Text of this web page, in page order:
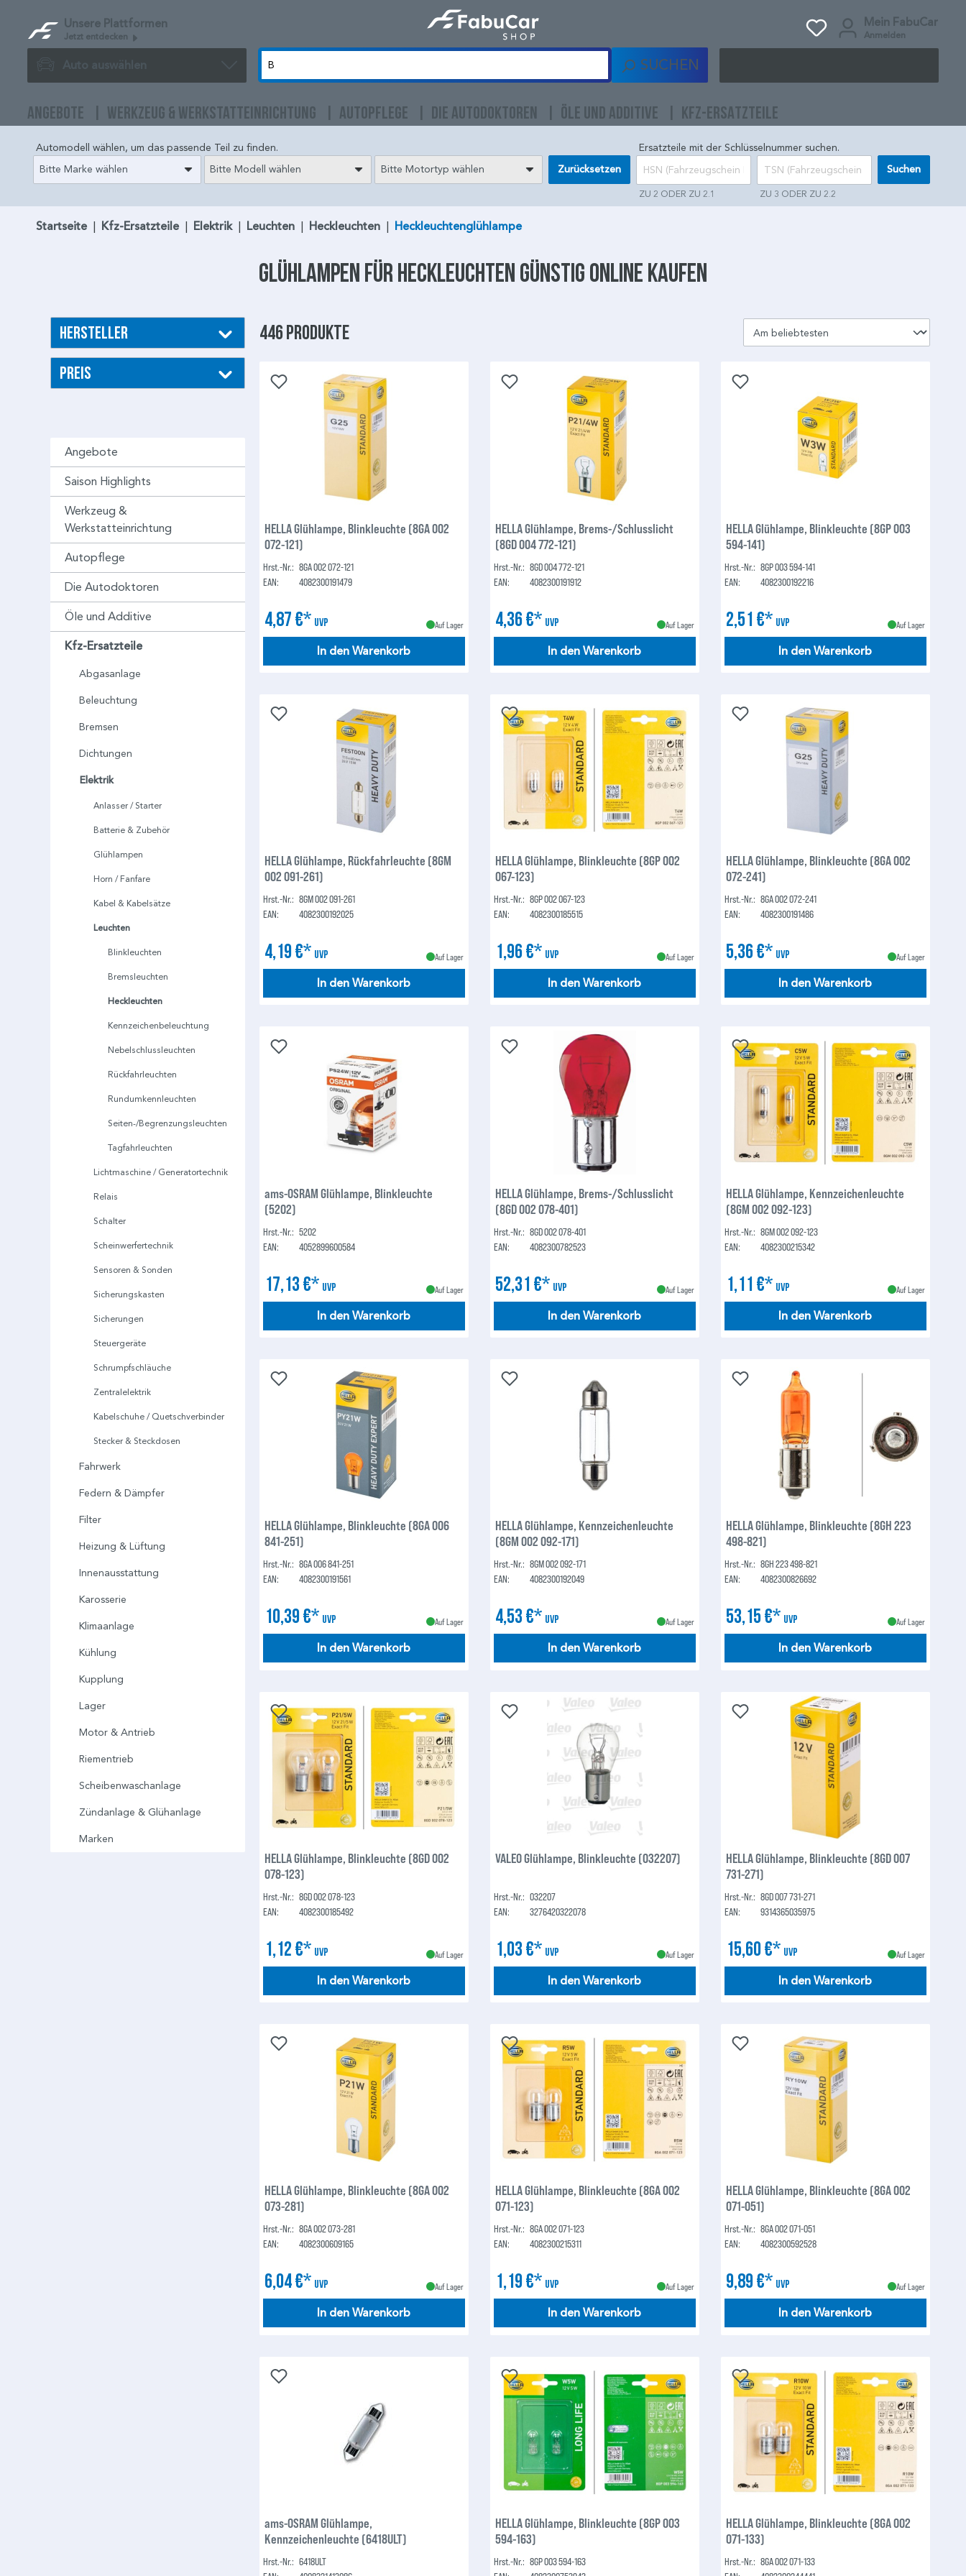
Unsere Plattformen
Jetzt entdecken
Mein FabuCar
Anmelden
Auto auswählen SUCHEN
ANGEBOTE WERKZEUG & WERKSTATTEINRICHTUNG AUTOPFLEGE DIE AUTODOKTOREN ÖLE UND ADDITIVE KFZ-ERSATZTEILE
Automodell wählen, um das passende Teil zu finden.
Bitte Marke wählen
Bitte Modell wählen Bitte Motortyp wählen Zurücksetzen
Ersatzteile mit der Schlüsselnummer suchen.
ZU 2 ODER ZU 2.1 ZU 3 ODER ZU 2.2
Suchen
Startseite Kfz-Ersatzteile Elektrik Leuchten Heckleuchten Heckleuchtenglühlampe
Glühlampen für Heckleuchten günstig online kaufen
Hersteller
Preis
Angebote
Saison Highlights
Werkzeug &
Werkstatteinrichtung
Autopflege
Die Autodoktoren
Öle und Additive
Kfz-Ersatzteile
Abgasanlage
Beleuchtung
Bremsen
Dichtungen
Elektrik
Anlasser / Starter
Batterie & Zubehör
Glühlampen
Horn / Fanfare
Kabel & Kabelsätze
Leuchten
Blinkleuchten
Bremsleuchten
Heckleuchten
Kennzeichenbeleuchtung
Nebelschlussleuchten
Rückfahrleuchten
Rundumkennleuchten
Seiten-/Begrenzungsleuchten
Tagfahrleuchten
Lichtmaschine / Generatortechnik
Relais
Schalter
Scheinwerfertechnik
Sensoren & Sonden
Sicherungskasten
Sicherungen
Steuergeräte
Schrumpfschläuche
Zentralelektrik
Kabelschuhe / Quetschverbinder
Stecker & Steckdosen
Fahrwerk
Federn & Dämpfer
Filter
Heizung & Lüftung
Innenausstattung
Karosserie
Klimaanlage
Kühlung
Kupplung
Lager
Motor & Antrieb
Riementrieb
Scheibenwaschanlage
Zündanlage & Glühanlage
Marken
446 Produkte
HELLA Glühlampe, Blinkleuchte (8GA 002
072-121)
Hrst.-Nr.: 8GA 002 072-121
EAN:
4082300191479
4,87 €* UVP Auf Lager
In den Warenkorb
HELLA Glühlampe, Brems-/Schlusslicht
(8GD 004 772-121)
Hrst.-Nr.: 8GD 004 772-121
EAN:
4082300191912
4,36 €* UVP Auf Lager
In den Warenkorb
HELLA Glühlampe, Blinkleuchte (8GP 003
594-141)
Hrst.-Nr.: 8GP 003 594-141
EAN:
4082300192216
2,51 €* UVP Auf Lager
In den Warenkorb
HELLA Glühlampe, Rückfahrleuchte (8GM
002 091-261)
Hrst.-Nr.: 8GM 002 091-261
EAN:
4082300192025
4,19 €* UVP Auf Lager
In den Warenkorb
HELLA Glühlampe, Blinkleuchte (8GP 002
067-123)
Hrst.-Nr.: 8GP 002 067-123
EAN:
4082300185515
1,96 €* UVP Auf Lager
In den Warenkorb
HELLA Glühlampe, Blinkleuchte (8GA 002
072-241)
Hrst.-Nr.: 8GA 002 072-241
EAN:
4082300191486
5,36 €* UVP Auf Lager
In den Warenkorb
ams-OSRAM Glühlampe, Blinkleuchte
(5202)
Hrst.-Nr.: 5202
EAN:
4052899600584
17,13 €* UVP Auf Lager
In den Warenkorb
HELLA Glühlampe, Brems-/Schlusslicht
(8GD 002 078-401)
Hrst.-Nr.: 8GD 002 078-401
EAN:
4082300782523
52,31 €* UVP Auf Lager
In den Warenkorb
HELLA Glühlampe, Kennzeichenleuchte
(8GM 002 092-123)
Hrst.-Nr.: 8GM 002 092-123
EAN:
4082300215342
1,11 €* UVP Auf Lager
In den Warenkorb
HELLA Glühlampe, Blinkleuchte (8GA 006
841-251)
Hrst.-Nr.: 8GA 006 841-251
EAN:
4082300191561
10,39 €* UVP Auf Lager
In den Warenkorb
HELLA Glühlampe, Kennzeichenleuchte
(8GM 002 092-171)
Hrst.-Nr.: 8GM 002 092-171
EAN:
4082300192049
4,53 €* UVP Auf Lager
In den Warenkorb
HELLA Glühlampe, Blinkleuchte (8GH 223
498-821)
Hrst.-Nr.: 8GH 223 498-821
EAN:
4082300826692
53,15 €* UVP Auf Lager
In den Warenkorb
HELLA Glühlampe, Blinkleuchte (8GD 002
078-123)
Hrst.-Nr.: 8GD 002 078-123
EAN:
4082300185492
1,12 €* UVP Auf Lager
In den Warenkorb
VALEO Glühlampe, Blinkleuchte (032207)
Hrst.-Nr.: 032207
EAN:
3276420322078
1,03 €* UVP Auf Lager
In den Warenkorb
HELLA Glühlampe, Blinkleuchte (8GD 007
731-271)
Hrst.-Nr.: 8GD 007 731-271
EAN:
9314365035975
15,60 €* UVP Auf Lager
In den Warenkorb
HELLA Glühlampe, Blinkleuchte (8GA 002
073-281)
Hrst.-Nr.: 8GA 002 073-281
EAN:
4082300609165
6,04 €* UVP Auf Lager
In den Warenkorb
HELLA Glühlampe, Blinkleuchte (8GA 002
071-123)
Hrst.-Nr.: 8GA 002 071-123
EAN:
4082300215311
1,19 €* UVP Auf Lager
In den Warenkorb
HELLA Glühlampe, Blinkleuchte (8GA 002
071-051)
Hrst.-Nr.: 8GA 002 071-051
EAN:
4082300592528
9,89 €* UVP Auf Lager
In den Warenkorb
ams-OSRAM Glühlampe,
Kennzeichenleuchte (6418ULT)
Hrst.-Nr.: 6418ULT
HELLA Glühlampe, Blinkleuchte (8GP 003
594-163)
Hrst.-Nr.: 8GP 003 594-163
HELLA Glühlampe, Blinkleuchte (8GA 002
071-133)
Hrst.-Nr.: 8GA 002 071-133